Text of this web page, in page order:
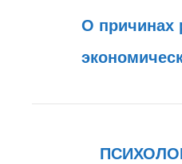
О причинах